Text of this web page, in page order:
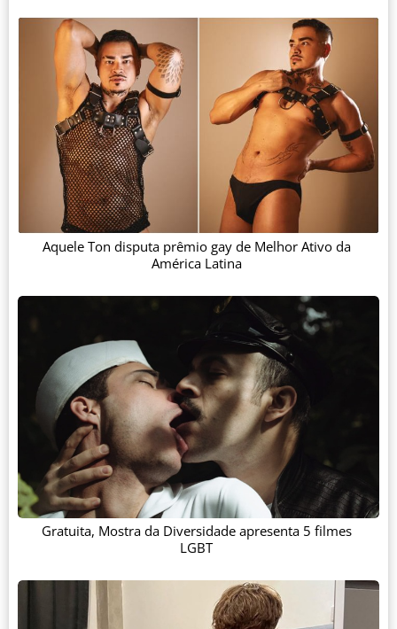
Aquele Ton disputa prêmio gay de Melhor Ativo da
América Latina
Gratuita, Mostra da Diversidade apresenta 5 filmes
LGBT